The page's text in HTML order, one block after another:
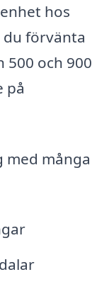
hos
förvänta
och 900
på
med många